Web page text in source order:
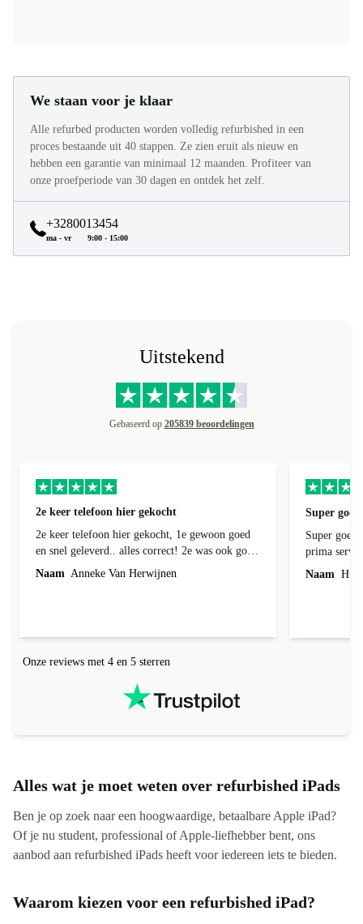
We staan voor je klaar
Alle refurbed producten worden volledig refurbished in een
proces bestaande uit 40 stappen. Ze zien eruit als nieuw en
hebben een garantie van minimaal 12 maanden. Profiteer van
onze proefperiode van 30 dagen en ontdek het zelf.
+3280013454
ma - vr 9:00 - 15:00
Uitstekend
Gebaseerd op 205839 beoordelingen
2e keer telefoon hier gekocht
2e keer telefoon hier gekocht, 1e gewoon goed
en snel geleverd.. alles correct! 2e was ook goed
geleverd en alles erbij, 1e week bij foto's liep er
een streep doorheen! Kon ik terug sturen nadat
Naam Anneke Van Herwijnen
Super
Super
prima
Naam Hub
Onze reviews met 4 en 5 sterren
Alles wat je moet weten over refurbished iPads
Ben je op zoek naar een hoogwaardige, betaalbare Apple iPad?
Of je nu student, professional of Apple-liefhebber bent, ons
aanbod aan refurbished iPads heeft voor iedereen iets te bieden.
Waarom kiezen voor een refurbished iPad?